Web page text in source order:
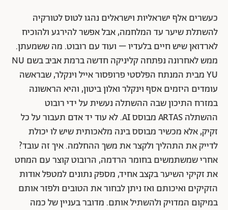
כעשרים אלף ישראליות וישראלים נהגו לטוס לטורקיה
להשתלת שיער עד המלחמה, אבל אפשר להירגע ולהוכיח
לארדואן שיש חיים בלעדיו – ועוד עם רובוט. מה ששמעתן.
ממש לאחרונה נפתחה קליניקה חדשה ברמת אביב בשם NU
YU מבית המנתח הפלסטי פרופסור אייל וינקלר, שבראשה
עומדים היזמים אסף וינקלר ואלון ביטון, והיא הראשונה
במזרח התיכון שבה ההשתלה נעשית על ידי רובוט
ההשתלה ARTAS מבוסס AI. לא עוד יד אדם תעבור על כל
זקיק, אלא מכשיר מבוסס בינה מלאכותית שיש לו יכולת
לדייק את התהליך ולקצר את משך ההחלמה. איך זה עובד?
אחרי שמשתמשים בחומר הרדמה, הרובוט קוצר עם המחט
את זקיקי השיער בקצב אחיד, מספק נתונים למטפל אודות
הזקיקים ואיכותם ואז ניתן לבחור את הטובים ולפזר אותם
במיקום המדויק ולהשתיל אותם. מדובר בעניין של כמה